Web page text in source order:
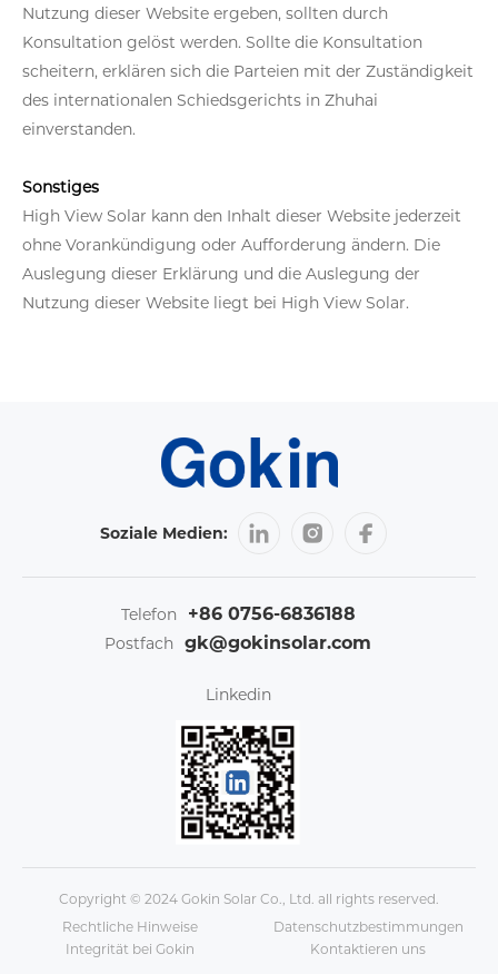
Nutzung dieser Website ergeben, sollten durch
Konsultation gelöst werden. Sollte die Konsultation
scheitern, erklären sich die Parteien mit der Zuständigkeit
des internationalen Schiedsgerichts in Zhuhai
einverstanden.
Sonstiges
High View Solar kann den Inhalt dieser Website jederzeit
ohne Vorankündigung oder Aufforderung ändern. Die
Auslegung dieser Erklärung und die Auslegung der
Nutzung dieser Website liegt bei High View Solar.
Soziale Medien:
Telefon +86 0756-6836188
Postfach gk@gokinsolar.com
Linkedin
Copyright © 2024 Gokin Solar Co., Ltd. all rights reserved.
Rechtliche Hinweise
Datenschutzbestimmungen
Integrität bei Gokin
Kontaktieren uns